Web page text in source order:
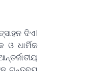
ଦିଏ।
ଧାର୍ମିକ